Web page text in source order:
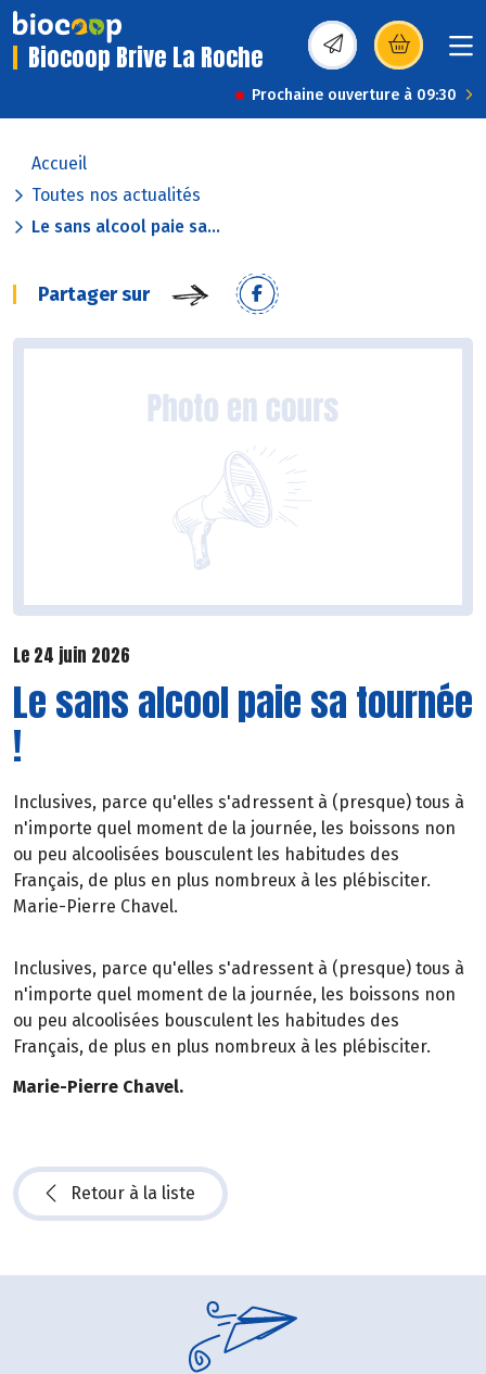
Biocoop Brive La Roche (s’ouvre dans une
Prochaine ouverture à 09:30
Accueil
Toutes nos actualités
Le sans alcool paie sa...
Partager sur
Le 24 juin 2026
Le sans alcool paie sa tournée
!
Inclusives, parce qu'elles s'adressent à (presque) tous à
n'importe quel moment de la journée, les boissons non
ou peu alcoolisées bousculent les habitudes des
Français, de plus en plus nombreux à les plébisciter.
Marie-Pierre Chavel.
Inclusives, parce qu'elles s'adressent à (presque) tous à
n'importe quel moment de la journée, les boissons non
ou peu alcoolisées bousculent les habitudes des
Français, de plus en plus nombreux à les plébisciter.
Marie-Pierre Chavel.
Retour à la liste